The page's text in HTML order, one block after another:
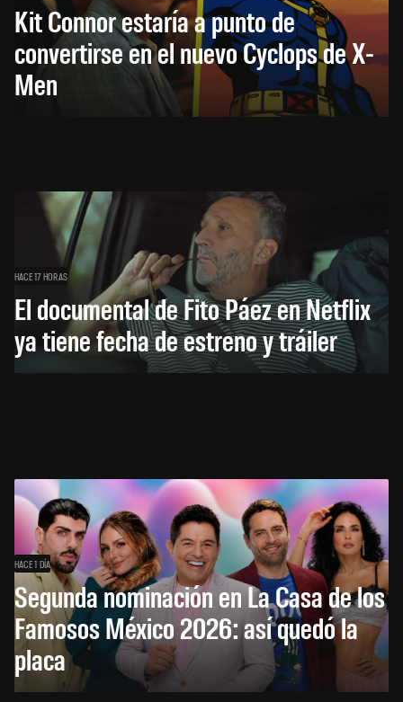
Kit Connor estaría a punto de
convertirse en el nuevo Cyclops de X-
Men
HACE 17 HORAS
El documental de Fito Páez en Netflix
ya tiene fecha de estreno y tráiler
HACE 1 DÍA
Segunda nominación en La Casa de los
Famosos México 2026: así quedó la
placa